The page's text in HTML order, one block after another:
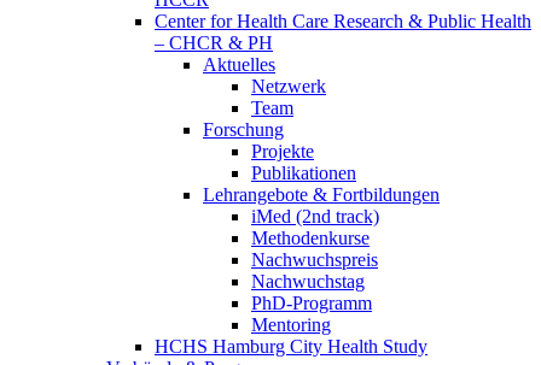
Center for Health Care Research & Public Health
– CHCR & PH
Aktuelles
Netzwerk
Team
Forschung
Projekte
Publikationen
Lehrangebote & Fortbildungen
iMed (2nd track)
Methodenkurse
Nachwuchspreis
Nachwuchstag
PhD-Programm
Mentoring
HCHS Hamburg City Health Study